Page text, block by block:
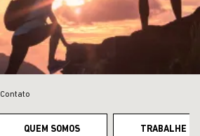
Contato
QUEM SOMOS TRABALHE